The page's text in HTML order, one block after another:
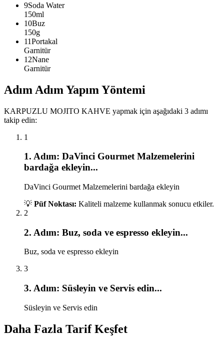
9Soda Water
150ml
10Buz
150g
11Portakal
Garnitür
12Nane
Garnitür
Adım Adım Yapım Yöntemi
KARPUZLU MOJITO KAHVE yapmak için aşağıdaki 3 adımı
takip edin:
1
1. Adım: DaVinci Gourmet Malzemelerini
bardağa ekleyin...
DaVinci Gourmet Malzemelerini bardağa ekleyin
💡 Püf Noktası: Kaliteli malzeme kullanmak sonucu etkiler.
2
2. Adım: Buz, soda ve espresso ekleyin...
Buz, soda ve espresso ekleyin
3
3. Adım: Süsleyin ve Servis edin...
Süsleyin ve Servis edin
Daha Fazla Tarif Keşfet